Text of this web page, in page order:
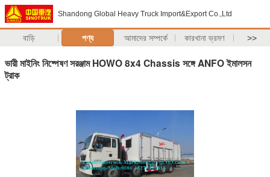
Shandong Global Heavy Truck Import&Export Co.,Ltd
বাড়ি পণ্য আমাদের সম্পর্কে কারখানা ভ্রমণ >>
ভারী মাইনিং নিষ্পেষণ সরঞ্জাম HOWO 8x4 Chassis সঙ্গে ANFO ইমালসন
ট্রাক